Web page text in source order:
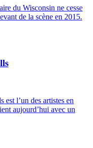
du Wisconsin ne cesse
de la scène en 2015.
est l’un des artistes en
aujourd’hui avec un